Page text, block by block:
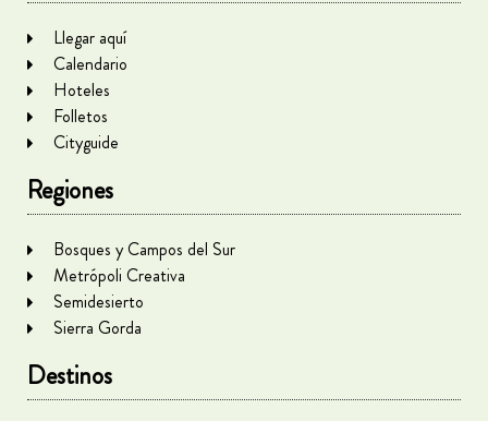
Llegar aquí
Calendario
Hoteles
Folletos
Cityguide
Regiones
Bosques y Campos del Sur
Metrópoli Creativa
Semidesierto
Sierra Gorda
Destinos